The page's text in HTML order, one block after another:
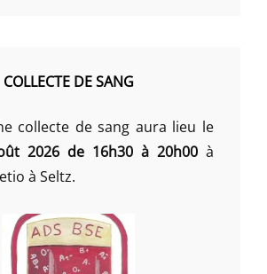
COLLECTE DE SANG
collecte de sang aura lieu le
2026 de 16h30 à 20h00 à
à Seltz.